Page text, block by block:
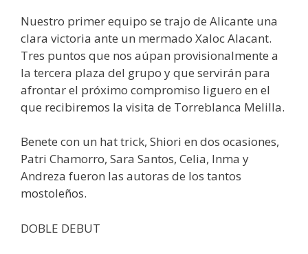
Nuestro primer equipo se trajo de Alicante una
clara victoria ante un mermado Xaloc Alacant.
Tres puntos que nos aúpan provisionalmente a
la tercera plaza del grupo y que servirán para
afrontar el próximo compromiso liguero en el
que recibiremos la visita de Torreblanca Melilla.
Benete con un hat trick, Shiori en dos ocasiones,
Patri Chamorro, Sara Santos, Celia, Inma y
Andreza fueron las autoras de los tantos
mostoleños.
DOBLE DEBUT